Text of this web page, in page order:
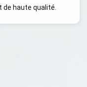
haute qualité.